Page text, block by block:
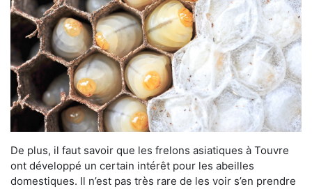
De plus, il faut savoir que les frelons asiatiques à Touvre
ont développé un certain intérêt pour les abeilles
domestiques. Il n’est pas très rare de les voir s’en prendre